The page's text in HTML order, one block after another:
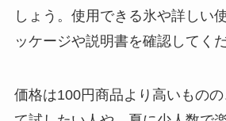
しょう。使用できる氷や詳しい
ッケージや説明書を確認してくだ
価格は100円商品より高いもの